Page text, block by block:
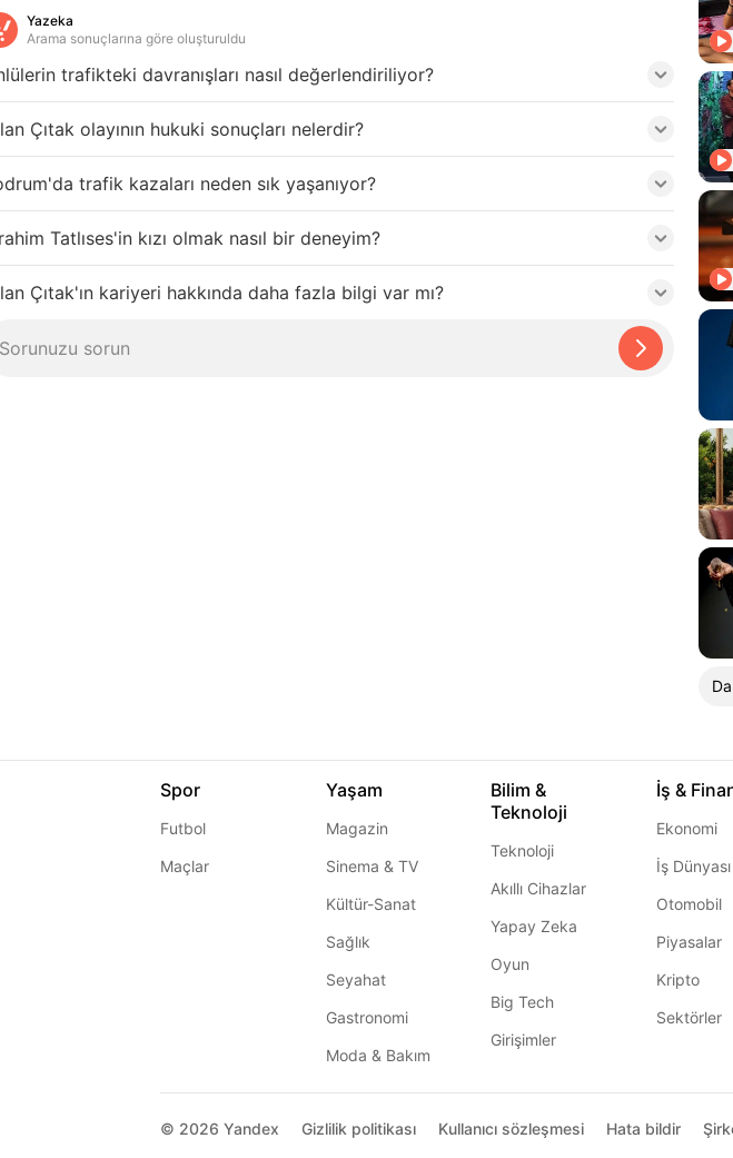
Yazeka
Arama sonuçlarına göre oluşturuldu
trafikteki davranışları nasıl değerlendiriliyor?
Çıtak olayının hukuki sonuçları nelerdir?
trafik kazaları neden sık yaşanıyor?
Tatlıses'in kızı olmak nasıl bir deneyim?
Çıtak'ın kariyeri hakkında daha fazla bilgi var mı?
Spor
Futbol
Maçlar
Yaşam
Magazin
Sinema & TV
Kültür-Sanat
Sağlık
Seyahat
Gastronomi
Moda & Bakım
Bilim &
Teknoloji
Teknoloji
Akıllı Cihazlar
Yapay Zeka
Oyun
Big Tech
Girişimler
İş &
Ekonomi
İş Dünyası
Otomobil
Piyasalar
Kripto
Sektörler
© 2026 Yandex Gizlilik politikası Kullanıcı sözleşmesi Hata bildir